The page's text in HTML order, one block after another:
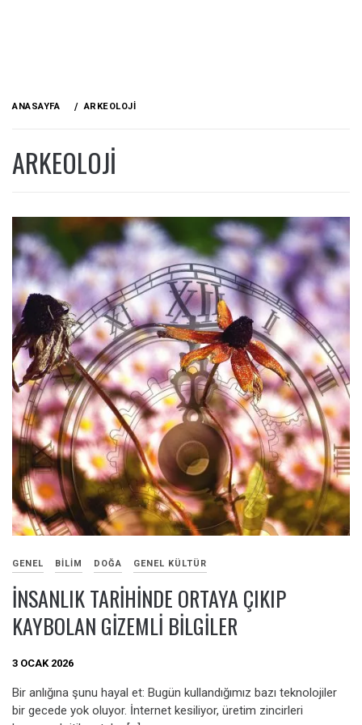
ANASAYFA ARKEOLOJI
ARKEOLOJI
GENEL BILIM DOĞA GENEL KÜLTÜR
İNSANLIK TARIHINDE ORTAYA ÇIKIP
KAYBOLAN GIZEMLI BILGILER
3 OCAK 2026
Bir anlığına şunu hayal et: Bugün kullandığımız bazı teknolojiler
bir gecede yok oluyor. İnternet kesiliyor, üretim zincirleri